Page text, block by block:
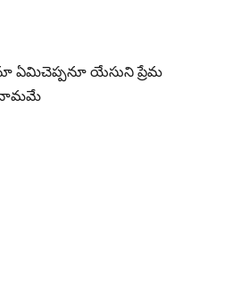
ఏమిచెప్పనూ యేసుని ప్రేమ